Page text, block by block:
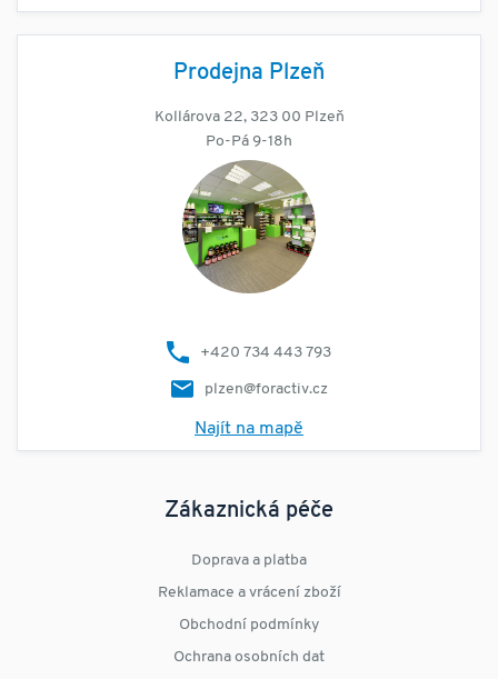
Prodejna Plzeň
Kollárova 22, 323 00 Plzeň
Po-Pá 9-18h
+420 734 443 793
plzen@foractiv.cz
Najít na mapě
Zákaznická péče
Doprava a platba
Reklamace a vrácení zboží
Obchodní podmínky
Ochrana osobních dat